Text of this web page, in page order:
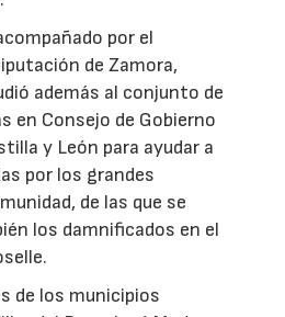
por el
de Zamora,
además al conjunto de
en Consejo de Gobierno
y León para ayudar a
por los grandes
de las que se
los damnificados en el
de los municipios